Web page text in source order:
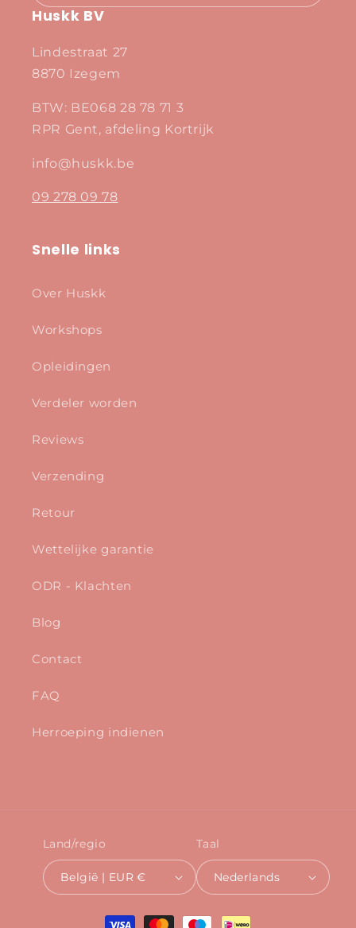
Huskk BV
Lindestraat 27
8870 Izegem
BTW: BE068 28 78 71 3
RPR Gent, afdeling Kortrijk
info@huskk.be
09 278 09 78
Snelle links
Over Huskk
Workshops
Opleidingen
Verdeler worden
Reviews
Verzending
Retour
Wettelijke garantie
ODR - Klachten
Blog
Contact
FAQ
Herroeping indienen
Land/regio
België | EUR €
Taal
Nederlands
Betaalmethoden